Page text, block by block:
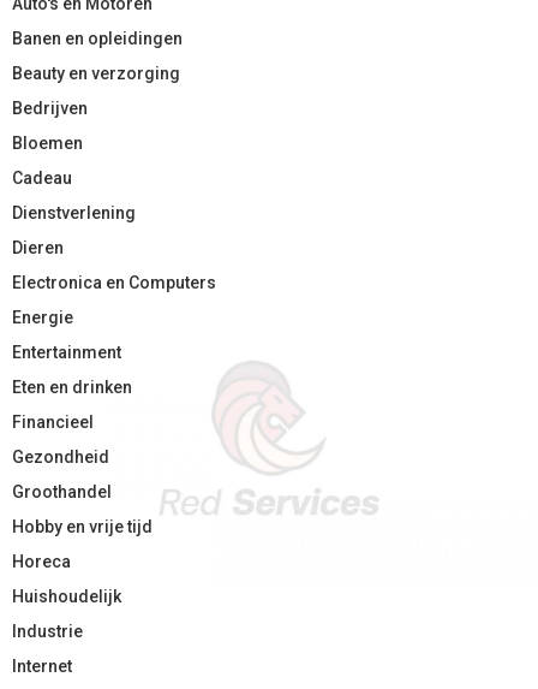
Banen en opleidingen
Beauty en verzorging
Bedrijven
Bloemen
Cadeau
Dienstverlening
Dieren
Electronica en Computers
Energie
Entertainment
Eten en drinken
Financieel
Gezondheid
Groothandel
Hobby en vrije tijd
Horeca
Huishoudelijk
Industrie
Internet